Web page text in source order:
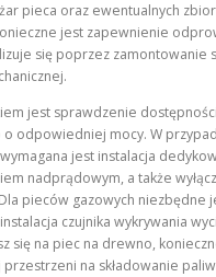
pieca oraz ewentualnych
jest zapewnienie
się poprzez zamontowanie
jest sprawdzenie dostępności
o odpowiedniej mocy. W
jest instalacja
nadprądowym, a także
Dla pieców gazowych niezbędne
czujnika wykrywania
się na piec na drewno,
na składowanie